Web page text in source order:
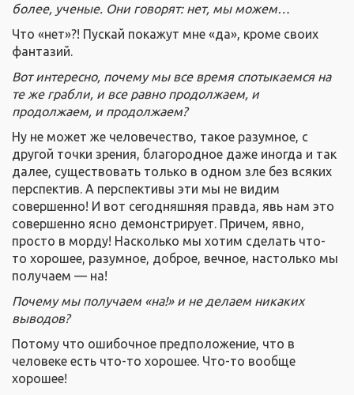
более, ученые. Они говорят: нет, мы можем…
Что «нет»?! Пускай покажут мне «да», кроме своих
фантазий.
Вот интересно, почему мы все время спотыкаемся на
те же грабли, и все равно продолжаем, и
продолжаем, и продолжаем?
Ну не может же человечество, такое разумное, с
другой точки зрения, благородное даже иногда и так
далее, существовать только в одном зле без всяких
перспектив. А перспективы эти мы не видим
совершенно! И вот сегодняшняя правда, явь нам это
совершенно ясно демонстрирует. Причем, явно,
просто в морду! Насколько мы хотим сделать что-
то хорошее, разумное, доброе, вечное, настолько мы
получаем — на!
Почему мы получаем «на!» и не делаем никаких
выводов?
Потому что ошибочное предположение, что в
человеке есть что-то хорошее. Что-то вообще
хорошее!